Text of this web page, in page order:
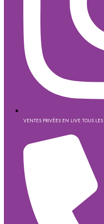
VENTES PRIVÉES EN LIVE TOUS LES